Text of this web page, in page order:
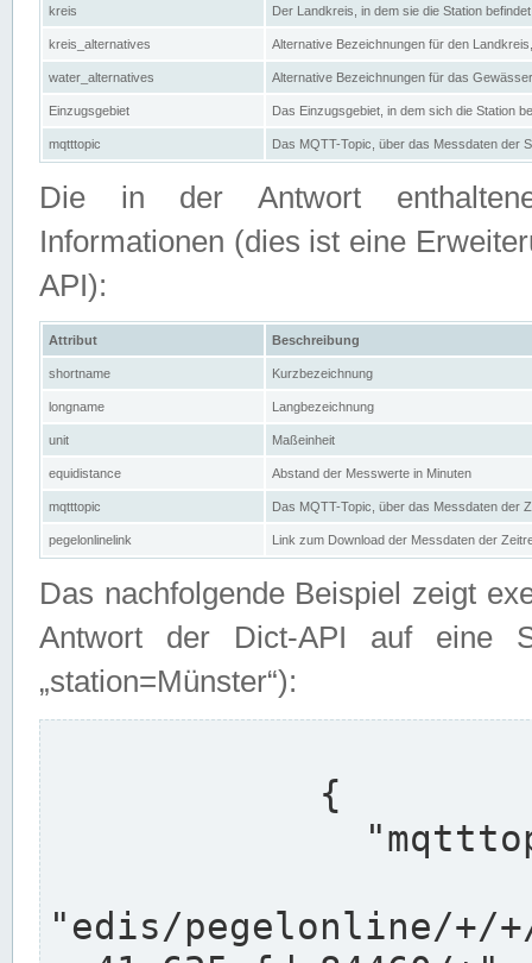
kreis Der Landkreis, in dem sie die Station befindet
kreis_alternatives Alternative Bezeichnungen für den
water_alternatives Alternative Bezeichnungen für das
Einzugsgebiet Das Einzugsgebiet, in dem sich die Station
mqtttopic Das MQTT-Topic, über das Messdaten der
Die in der Antwort
Informationen (dies ist eine
API):
Attribut Beschreibung
shortname Kurzbezeichnung
longname Langbezeichnung
unit Maßeinheit
equidistance Abstand der Messwerte in Minuten
mqtttopic Das MQTT-Topic, über das Messdaten der
pegelonlinelink Link zum Download der Messdaten der
Das nachfolgende Beispiel zeigt
Antwort der Dict-API auf eine
„station=Münster“):
"edis/pegelonline/+/